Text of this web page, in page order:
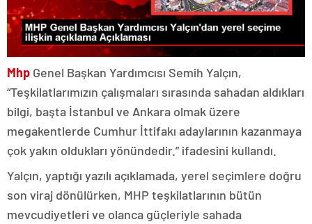
Mhp Genel Başkan Yardımcısı Semih Yalçın,
“Teşkilatlarımızın çalışmaları sırasında sahadan aldıkları
bilgi, başta İstanbul ve Ankara olmak üzere
megakentlerde Cumhur İttifakı adaylarının kazanmaya
çok yakın oldukları yönündedir.” ifadesini kullandı.
Yalçın, yaptığı yazılı açıklamada, yerel seçimlere doğru
son viraj dönülürken, MHP teşkilatlarının bütün
mevcudiyetleri ve olanca güçleriyle sahada